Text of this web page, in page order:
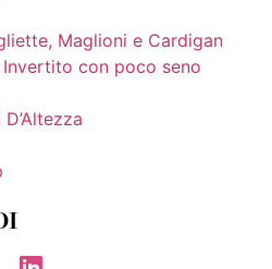
Maglioni e Cardigan
con poco seno